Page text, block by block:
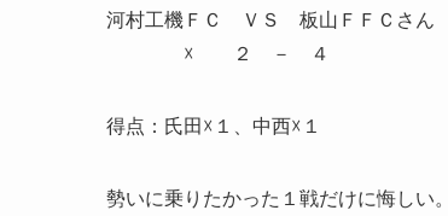
河村工機ＦＣ ＶＳ 板山ＦＦＣさん
☓ ２ － ４
得点：氏田☓１、中西☓１
勢いに乗りたかった１戦だけに悔しい